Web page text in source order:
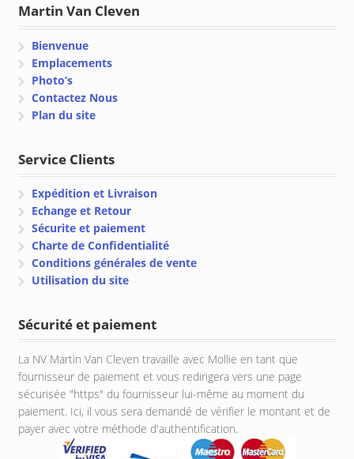
Martin Van Cleven
Bienvenue
Emplacements
Photo’s
Contactez Nous
Plan du site
Service Clients
Expédition et Livraison
Echange et Retour
Sécurite et paiement
Charte de Confidentialité
Conditions générales de vente
Utilisation du site
Sécurité et paiement
La NV Martin Van Cleven travaille avec Mollie en tant que
fournisseur de paiement et vous redirigera vers une page
sécurisée "https" du fournisseur lui-même au moment du
paiement. Ici, il vous sera demandé de vérifier le montant et de
payer avec votre méthode d'authentification.